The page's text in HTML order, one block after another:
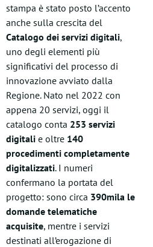
stampa è stato posto l’accento
anche sulla crescita del
Catalogo dei servizi digitali,
uno degli elementi più
significativi del processo di
innovazione avviato dalla
Regione. Nato nel 2022 con
appena 20 servizi, oggi il
catalogo conta 253 servizi
digitali e oltre 140
procedimenti completamente
digitalizzati. I numeri
confermano la portata del
progetto: sono circa 390mila le
domande telematiche
acquisite, mentre i servizi
destinati all’erogazione di